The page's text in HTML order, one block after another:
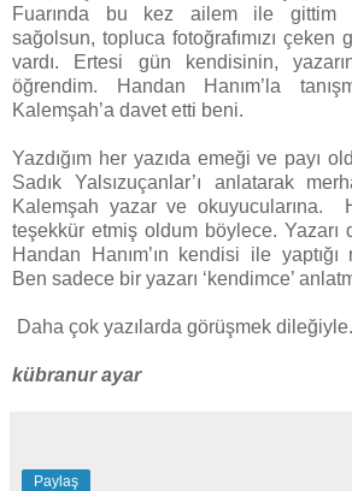
Fuarında bu kez ailem ile gittim
sağolsun, topluca fotoğrafımızı çeken
vardı. Ertesi gün kendisinin,
öğrendim. Handan Hanım’la
Kalemşah’a davet etti beni.
Yazdığım her yazıda emeği ve payı
Sadık Yalsızuçanlar’ı anlatarak
Kalemşah yazar ve okuyucularına.
teşekkür etmiş oldum böylece. Yazarı
Handan Hanım’ın kendisi ile yaptığı
Ben sadece bir yazarı ‘kendimce’
Daha çok yazılarda görüşmek dileğiyle.
kübranur ayar
Paylaş